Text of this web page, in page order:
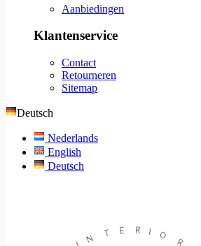
Aanbiedingen
Klantenservice
Contact
Retourneren
Sitemap
Deutsch
Nederlands
English
Deutsch